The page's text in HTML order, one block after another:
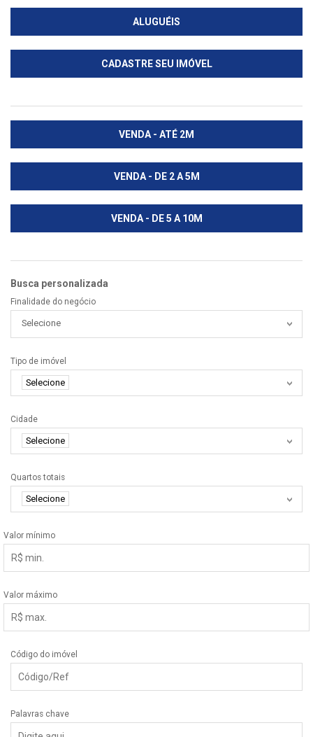
ALUGUÉIS
CADASTRE SEU IMÓVEL
VENDA - ATÉ 2M
VENDA - DE 2 A 5M
VENDA - DE 5 A 10M
Busca personalizada
Finalidade do negócio
Selecione
Tipo de imóvel
Selecione
Cidade
Selecione
Quartos totais
Selecione
Valor mínimo
Valor máximo
Código do imóvel
Palavras chave